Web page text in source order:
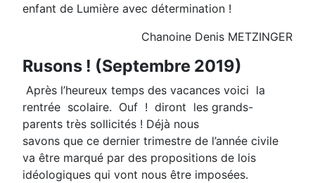
enfant de Lumière avec détermination !
Chanoine Denis METZINGER
Rusons ! (Septembre 2019)
Après l’heureux temps des vacances voici la
rentrée scolaire. Ouf ! diront les grands-
parents très sollicités ! Déjà nous
savons que ce dernier trimestre de l’année civile
va être marqué par des propositions de lois
idéologiques qui vont nous être imposées.